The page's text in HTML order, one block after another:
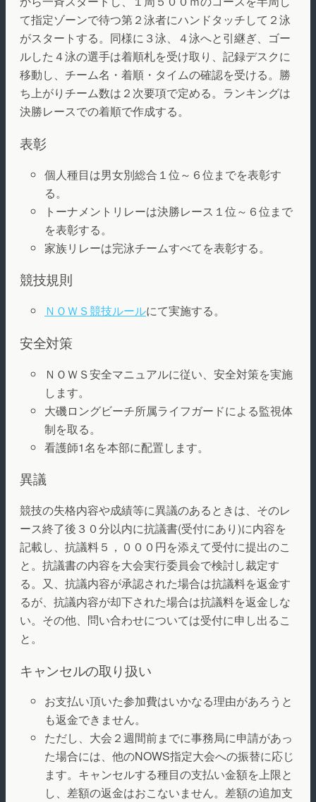
て指定ゾーンで待つ第２泳者にハンドタッチして２泳
がスタートする。同様に３泳、４泳へと引継ぎ、ゴー
ルした４泳の選手は着順札を受け取り、記録デスクに
移動し、チーム名・着順・タイムの確認を受ける。勝
ち上がりチーム数は２次要項で定める。ランキングは
決勝レースでの着順で作成する。
表彰
個人種目は男女別総合１位～６位までを表彰す
る。
トーナメントリレーは決勝レース１位～６位まで
を表彰する。
家族リレーは完泳チームすべてを表彰する。
競技規則
ＮＯＷＳ競技ルールにて実施する。
安全対策
ＮＯＷＳ安全マニュアルに従い、安全対策を実施
します。
大磯ロングビーチ所属ライフガードによる監視体
制を取る。
看護師1名を本部に配置します。
異議
競技の失格内容や成績等に異議のあるときは、そのレ
ース終了後３０分以内に抗議書(受付にあり)に内容を
記載し、抗議料５，０００円を添えて受付に提出のこ
と。抗議書の内容を大会実行委員会で検討し裁定す
る。又、抗議内容が承認された場合は抗議料を返金す
るが、抗議内容が却下された場合は抗議料を返金しな
い。その他、問い合わせについては受付に申し出るこ
と。
キャンセルの取り扱い
お支払い頂いた参加費はいかなる理由があろうと
も返金できません。
ただし、大会２週間前までに事務局に申請があっ
た場合には、他のNOWS指定大会への振替に応じ
ます。キャンセルする種目の支払い金額を上限と
し、差額の返金はおこないません。差額の追加支